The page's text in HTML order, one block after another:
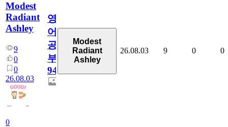
Modest
Radiant
Ashley
9
0
0
26.08.03
0
영
어
공
부
94
Modest
Radiant
Ashley
26.08.03 9 0 0